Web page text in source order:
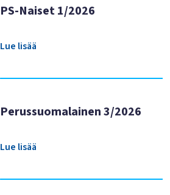
PS-Naiset 1/2026
Lue lisää
Perussuomalainen 3/2026
Lue lisää